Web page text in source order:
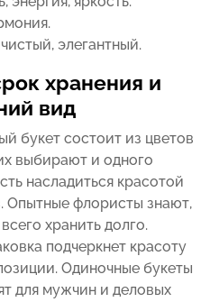
элегантный.
хранения и
вид
букет состоит из цветов
выбирают и одного
насладиться красотой
Опытные флористы знают,
хранить долго.
подчеркнет красоту
Одиночные букеты
для мужчин и деловых